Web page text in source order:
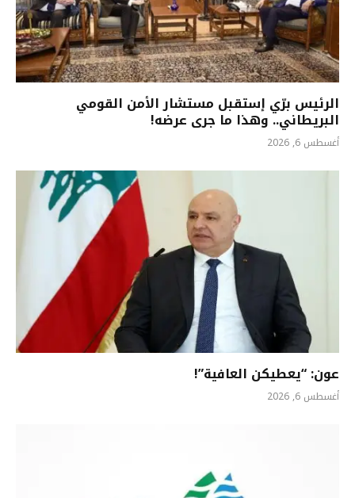
الرئيس برّي إستقبل مستشار الأمن القومي
البريطاني.. وهذا ما جرى عرضه!
أغسطس 6, 2026
عون: “يعطيكن العافية”!
أغسطس 6, 2026